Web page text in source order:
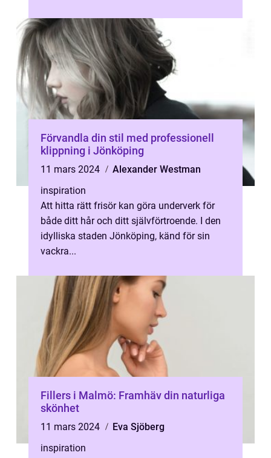
Förvandla din stil med professionell
klippning i Jönköping
11 mars 2024
Alexander Westman
inspiration
Att hitta rätt frisör kan göra underverk för
både ditt hår och ditt självförtroende. I den
idylliska staden Jönköping, känd för sin
vackra...
Fillers i Malmö: Framhäv din naturliga
skönhet
11 mars 2024
Eva Sjöberg
inspiration